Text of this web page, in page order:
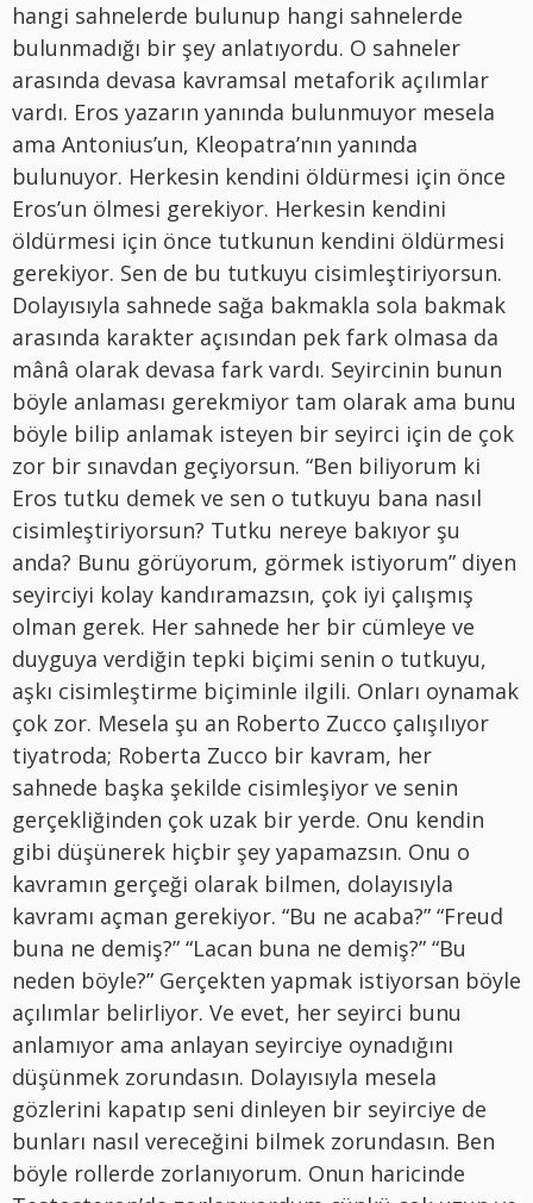
hangi sahnelerde bulunup hangi sahnelerde
bulunmadığı bir şey anlatıyordu. O sahneler
arasında devasa kavramsal metaforik açılımlar
vardı. Eros yazarın yanında bulunmuyor mesela
ama Antonius’un, Kleopatra’nın yanında
bulunuyor. Herkesin kendini öldürmesi için önce
Eros’un ölmesi gerekiyor. Herkesin kendini
öldürmesi için önce tutkunun kendini öldürmesi
gerekiyor. Sen de bu tutkuyu cisimleştiriyorsun.
Dolayısıyla sahnede sağa bakmakla sola bakmak
arasında karakter açısından pek fark olmasa da
mânâ olarak devasa fark vardı. Seyircinin bunun
böyle anlaması gerekmiyor tam olarak ama bunu
böyle bilip anlamak isteyen bir seyirci için de çok
zor bir sınavdan geçiyorsun. “Ben biliyorum ki
Eros tutku demek ve sen o tutkuyu bana nasıl
cisimleştiriyorsun? Tutku nereye bakıyor şu
anda? Bunu görüyorum, görmek istiyorum” diyen
seyirciyi kolay kandıramazsın, çok iyi çalışmış
olman gerek. Her sahnede her bir cümleye ve
duyguya verdiğin tepki biçimi senin o tutkuyu,
aşkı cisimleştirme biçiminle ilgili. Onları oynamak
çok zor. Mesela şu an Roberto Zucco çalışılıyor
tiyatroda; Roberta Zucco bir kavram, her
sahnede başka şekilde cisimleşiyor ve senin
gerçekliğinden çok uzak bir yerde. Onu kendin
gibi düşünerek hiçbir şey yapamazsın. Onu o
kavramın gerçeği olarak bilmen, dolayısıyla
kavramı açman gerekiyor. “Bu ne acaba?” “Freud
buna ne demiş?” “Lacan buna ne demiş?” “Bu
neden böyle?” Gerçekten yapmak istiyorsan böyle
açılımlar belirliyor. Ve evet, her seyirci bunu
anlamıyor ama anlayan seyirciye oynadığını
düşünmek zorundasın. Dolayısıyla mesela
gözlerini kapatıp seni dinleyen bir seyirciye de
bunları nasıl vereceğini bilmek zorundasın. Ben
böyle rollerde zorlanıyorum. Onun haricinde